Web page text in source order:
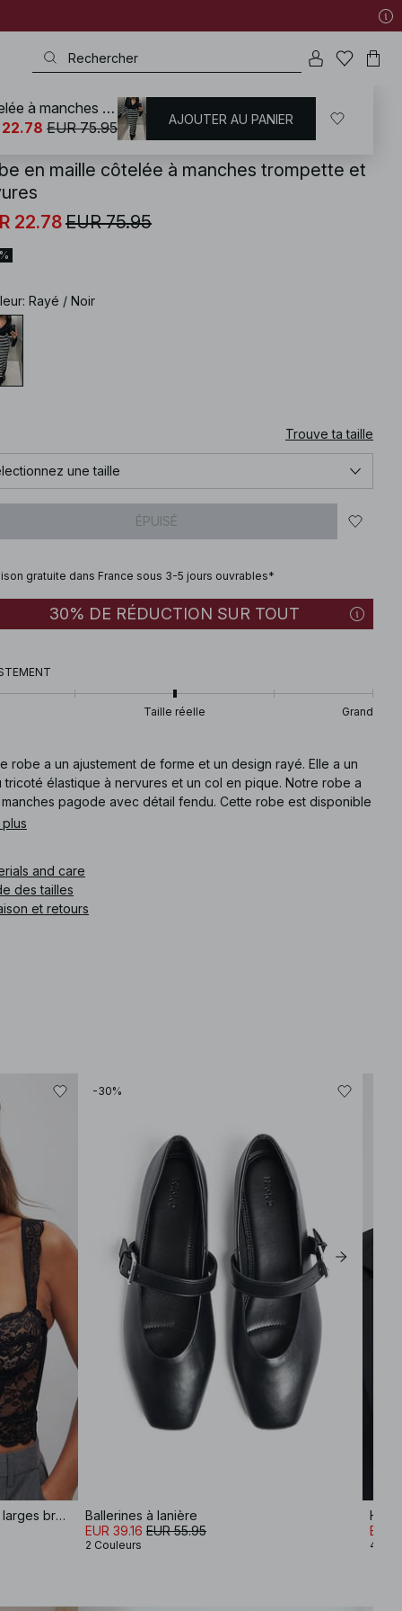
/ Robes / Robes à rayures
en maille côtelée à manches trompette et
22.78EUR 75.95
: Rayé / Noir
Trouve ta taille
une taille
ÉPUISÉ
gratuite dans France sous 3-5 jours ouvrables*
30% DE RÉDUCTION SUR TOUT
Taille réelle Grand
robe a un ajustement de forme et un design rayé. Elle a un
tricoté élastique à nervures et un col en pique. Notre robe a
pagode avec détail fendu. Cette robe est disponible
and care
des tailles
et retours
Corset en dentelle à armatures et larges bretelles
-30%
Ballerines à lanière
EUR 39.16 EUR 55.95
2 Couleurs
Haut
EUR
4
Robe en maille côtelée à manches trompette et rayures
22.78 EUR 75.95 AJOUTER AU PANIER